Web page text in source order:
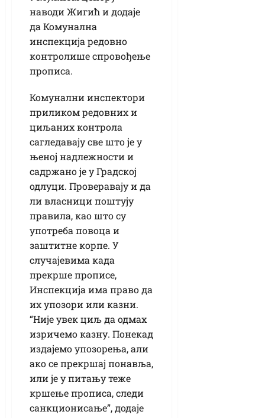
наводи Жигић и додаје
да Комунална
инспекција редовно
контролише спровођење
прописа.
Комунални инспектори
приликом редовних и
циљаних контрола
сагледавају све што је у
њеној надлежности и
садржано је у Градској
одлуци. Проверавају и да
ли власници поштују
правила, као што су
употреба повоца и
заштитне корпе. У
случајевима када
прекрше прописе,
Инспекција има право да
их упозори или казни.
“Није увек циљ да одмах
изричемо казну. Понекад
издајемо упозорења, али
ако се прекршај понавља,
или је у питању теже
кршење прописа, следи
санкционисање”, додаје